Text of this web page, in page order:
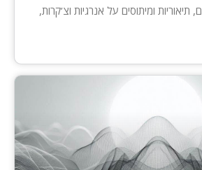
ומיתוסים על אנרגיות וצ’קרות,